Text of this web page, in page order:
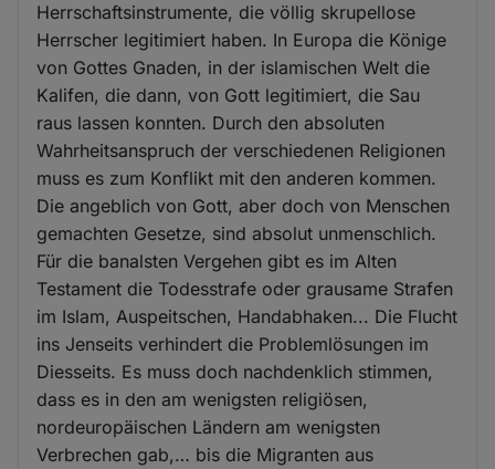
Herrschaftsinstrumente, die völlig skrupellose
Herrscher legitimiert haben. In Europa die Könige
von Gottes Gnaden, in der islamischen Welt die
Kalifen, die dann, von Gott legitimiert, die Sau
raus lassen konnten. Durch den absoluten
Wahrheitsanspruch der verschiedenen Religionen
muss es zum Konflikt mit den anderen kommen.
Die angeblich von Gott, aber doch von Menschen
gemachten Gesetze, sind absolut unmenschlich.
Für die banalsten Vergehen gibt es im Alten
Testament die Todesstrafe oder grausame Strafen
im Islam, Auspeitschen, Handabhaken... Die Flucht
ins Jenseits verhindert die Problemlösungen im
Diesseits. Es muss doch nachdenklich stimmen,
dass es in den am wenigsten religiösen,
nordeuropäischen Ländern am wenigsten
Verbrechen gab,… bis die Migranten aus